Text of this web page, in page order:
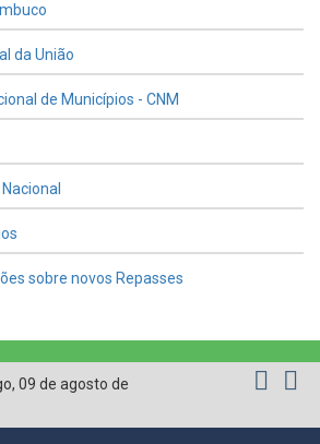
da União
de Municípios - CNM
sobre novos Repasses
, 09 de agosto de